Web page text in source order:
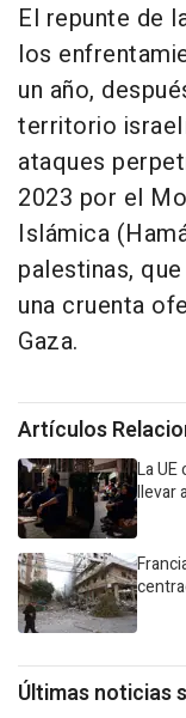
El repunte de
los
un año,
territorio
ataques
2023 por el
Islámica
palestinas,
una cruenta
Gaza.
Artículos
La
llevar
Últimas noticias